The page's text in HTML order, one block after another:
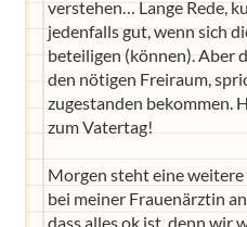
verstehen… Lange Rede,
jedenfalls gut, wenn sich
beteiligen (können). Aber
den nötigen Freiraum,
zugestanden bekommen.
zum Vatertag!
Morgen steht eine
bei meiner Frauenärztin
dass alles ok ist, denn wir